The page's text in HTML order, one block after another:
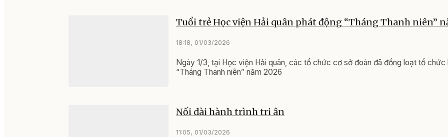
Tuổi trẻ Học viện Hải quân phát động “Tháng Thanh niên”
18:18, 01/03/2026
Ngày 1/3, tại Học viện Hải quân, các tổ chức cơ sở đoàn đã đồng loạt tổ chức
“Tháng Thanh niên” năm 2026
Nối dài hành trình tri ân
11:05, 01/03/2026